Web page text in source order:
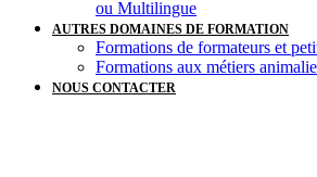
ou Multilingue
AUTRES DOMAINES DE FORMATION
Formations de formateurs et
Formations aux métiers
NOUS CONTACTER